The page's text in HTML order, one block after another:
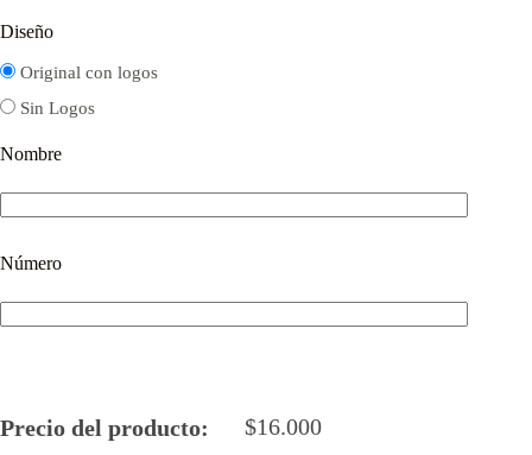
Diseño
Original con logos
Sin Logos
Nombre
Número
Precio del producto: $16.000